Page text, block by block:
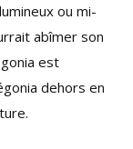
ou mi-
abîmer son
est
dehors en